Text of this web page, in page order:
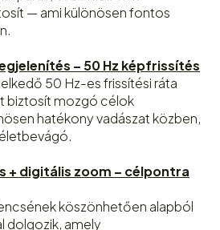
— ami különösen fontos
– 50 Hz képfrissítés
50 Hz-es frissítési ráta
biztosít mozgó célok
hatékony vadászat közben,
+ digitális zoom – célpontra
köszönhetően alapból
dolgozik, amely